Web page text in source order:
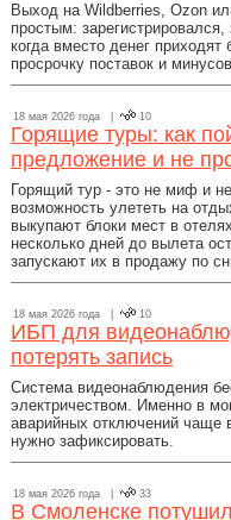
Выход на Wildberries, Ozon
простым:
когда вместо денег
просрочку поставок и
18 мая 2026 года | 10
Горящие туры: как
предложение и не
Горящий тур - это не миф и
возможность улететь на
выкупают блоки мест в
несколько дней до вылета
запускают их в продажу по
18 мая 2026 года | 10
ИБП для
потерять запись
Система видеонаблюдения
электричеством. Именно в
аварийных отключений чаще
нужно зафиксировать.
18 мая 2026 года | 33
В Смоленске